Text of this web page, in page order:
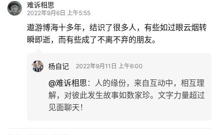
难诉相思
2022年9月6日 上午5:55
遨游博海十多年，结识了很多人，有些如过眼云烟转
瞬即逝，而有些成了不离不弃的朋友。
杨自记 2022年9月11日 上午6:00
@难诉相思 ： 人的缘份，来自互动中，相互理
解，对彼此发生故事如数家珍。文字力量超过
见面聊天！